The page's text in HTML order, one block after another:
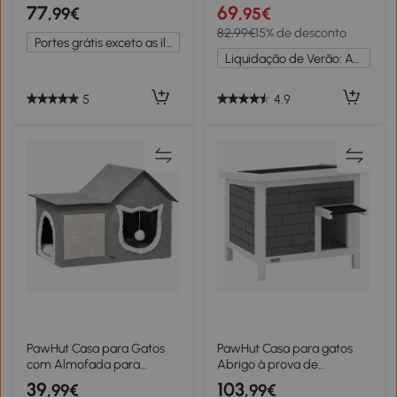
com 2 Almofadas Suaves e
Janela 56x41x45cm Café
Escuro
77,99€
5
Níveis com Teto Asfáltico
Terraço Cercado Caverna e
Escada Branco
69,95€
82,99€15% de desconto
4.9
PawHut Casa para Gatos
com Almofada para
Arranhar almofada Macia
39,99€
PawHut Casa para gatos
Abrigo à prova de
intempéries em madeira
103,99€